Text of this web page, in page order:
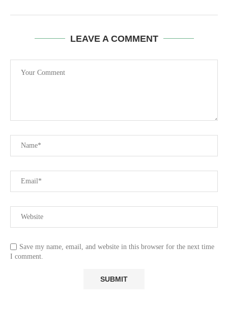
LEAVE A COMMENT
Save my name, email, and website in this browser for the next time
I comment.